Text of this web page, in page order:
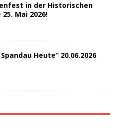
in der Historischen
Mai 2026!
Heute“ 20.06.2026